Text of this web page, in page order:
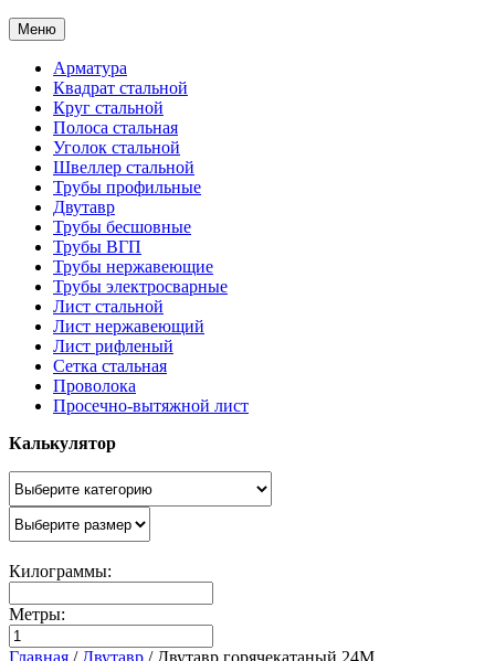
Меню
Арматура
Квадрат стальной
Круг стальной
Полоса стальная
Уголок стальной
Швеллер стальной
Трубы профильные
Двутавр
Трубы бесшовные
Трубы ВГП
Трубы нержавеющие
Трубы электросварные
Лист стальной
Лист нержавеющий
Лист рифленый
Сетка стальная
Проволока
Просечно-вытяжной лист
Калькулятор
Килограммы:
Метры:
Главная / Двутавр / Двутавр горячекатаный 24М